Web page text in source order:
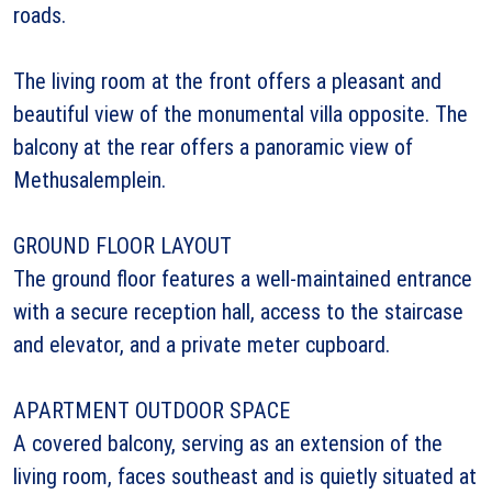
roads.
The living room at the front offers a pleasant and
beautiful view of the monumental villa opposite. The
balcony at the rear offers a panoramic view of
Methusalemplein.
GROUND FLOOR LAYOUT
The ground floor features a well-maintained entrance
with a secure reception hall, access to the staircase
and elevator, and a private meter cupboard.
APARTMENT OUTDOOR SPACE
A covered balcony, serving as an extension of the
living room, faces southeast and is quietly situated at